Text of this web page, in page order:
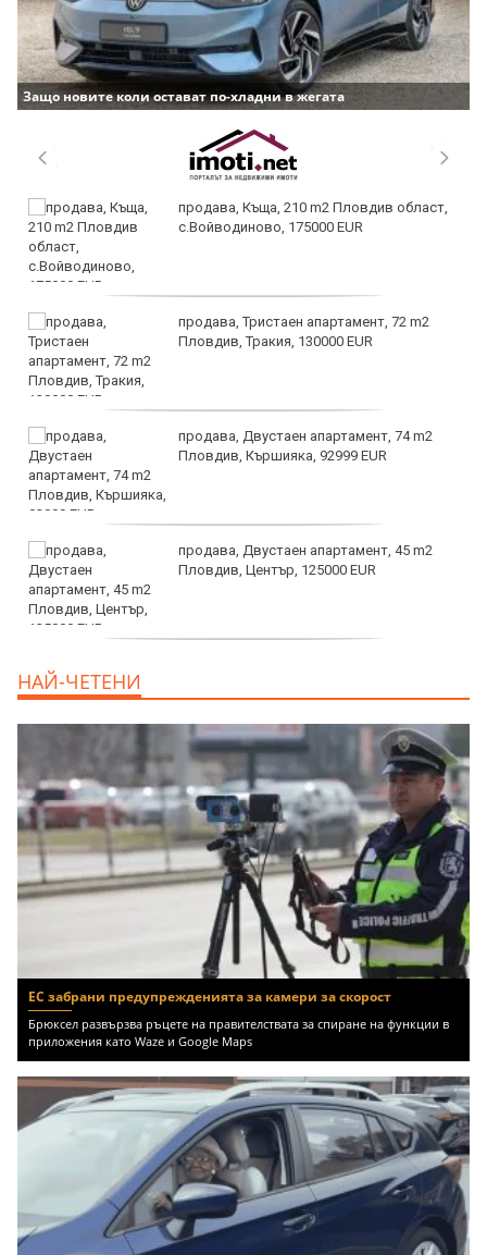
Защо новите коли остават по-хладни в жегата
продава, Къща, 210 m2 Пловдив област,
с.Войводиново, 175000 EUR
продава, Тристаен апартамент, 72 m2
Пловдив, Тракия, 130000 EUR
продава, Двустаен апартамент, 74 m2
Пловдив, Кършияка, 92999 EUR
продава, Двустаен апартамент, 45 m2
Пловдив, Център, 125000 EUR
НАЙ-ЧЕТЕНИ
ЕС забрани предупрежденията за камери за скорост
Брюксел развързва ръцете на правителствата за спиране на функции в
приложения като Waze и Google Maps